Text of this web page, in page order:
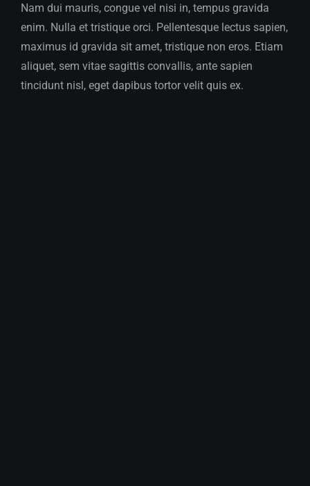
Nam dui mauris, congue vel nisi in, tempus gravida
enim. Nulla et tristique orci. Pellentesque lectus sapien,
maximus id gravida sit amet, tristique non eros. Etiam
aliquet, sem vitae sagittis convallis, ante sapien
tincidunt nisl, eget dapibus tortor velit quis ex.